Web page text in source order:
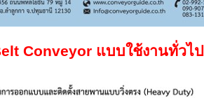
Conveyorแบบใช้งานทั่วไป